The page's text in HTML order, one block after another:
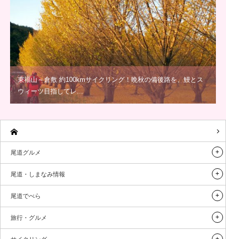
東福山～倉敷 約100kmサイクリング！晩秋の備後路を、鰻とス
ウィーツ目指してレ…
尾道グルメ
尾道・しまなみ情報
尾道でべら
旅行・グルメ